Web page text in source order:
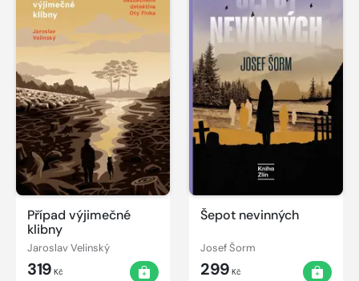
Případ výjimečné
klibny
Jaroslav Velinský
319 Kč
Šepot nevinných
Josef Šorm
299 Kč